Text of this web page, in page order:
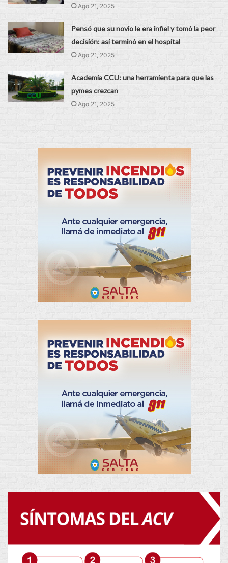
Ago 21, 2025
Pensó que su novio le era infiel y tomó la peor
decisión: así terminó en el hospital
Ago 21, 2025
Academia CCU: una herramienta para que las
pymes crezcan
Ago 21, 2025